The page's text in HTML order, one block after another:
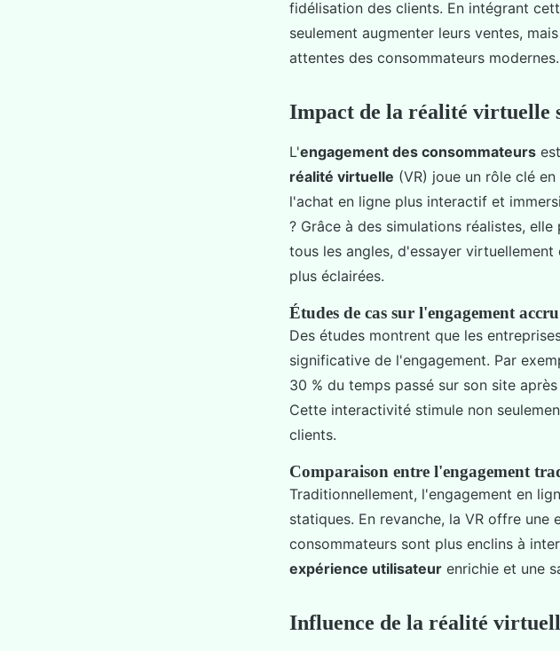
fidélisation des clients. En intégrant
seulement augmenter leurs ventes,
attentes des consommateurs modernes.
Impact de la réalité virtuelle
L'engagement des consommateurs
réalité virtuelle (VR) joue un rôle clé
l'achat en ligne plus interactif et
? Grâce à des simulations réalistes,
tous les angles, d'essayer
plus éclairées.
Études de cas sur l'engagement
Des études montrent que les
significative de l'engagement. Par
30 % du temps passé sur son site
Cette interactivité stimule non
clients.
Comparaison entre l'engagement
Traditionnellement, l'engagement en
statiques. En revanche, la VR offre une
consommateurs sont plus enclins à
expérience utilisateur enrichie et une
Influence de la réalité